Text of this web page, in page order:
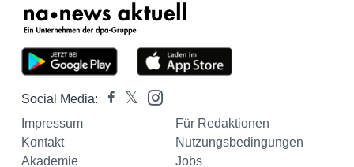
Social Media:
Impressum
Für Redaktionen
Kontakt
Nutzungsbedingungen
Akademie
Jobs